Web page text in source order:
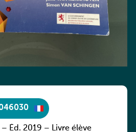
Éd. 2019 – Livre élève